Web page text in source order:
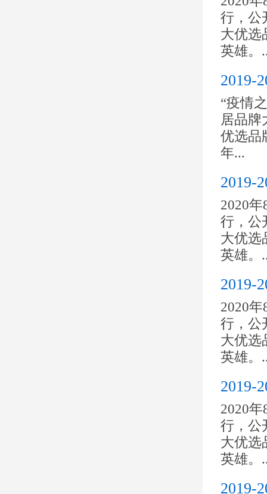
行，公
大优选
英雄。
2019-
“疫情
居品牌
优选品
年...
2019-
2020
行，公
大优选
英雄。
2019-
2020
行，公
大优选
英雄。
2019-
2020
行，公
大优选
英雄。
2019-